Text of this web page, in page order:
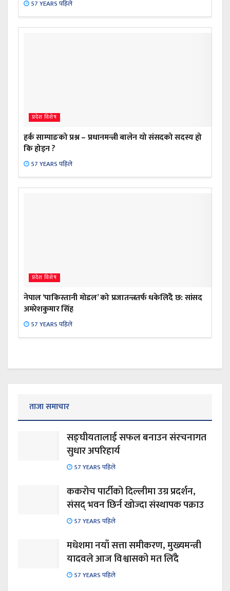
57 YEARS पहिले
प्रदेश विशेष
हर्क साम्पाङको प्रश्न – प्रधानमन्त्री बालेन यो संसदको सदस्य हो
कि होइन ?
57 YEARS पहिले
प्रदेश विशेष
नेपाल ‘पाकिस्तानी मोडल’ को प्रजातन्त्रतर्फ धकेलिँदै छ: सांसद
अमरेशकुमार सिंह
57 YEARS पहिले
ताजा समाचार
सङ्घीयतालाई सफल बनाउन संरचनागत
सुधार अपरिहार्य
57 YEARS पहिले
ककरोच पार्टीको दिल्लीमा उग्र प्रदर्शन,
संसद् भवन छिर्न खोज्दा संस्थापक पक्राउ
57 YEARS पहिले
मधेशमा नयाँ सत्ता समीकरण, मुख्यमन्त्री
यादवले आज विश्वासको मत लिँदै
57 YEARS पहिले